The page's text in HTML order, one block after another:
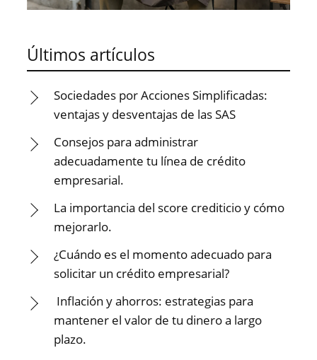
Últimos artículos
Sociedades por Acciones Simplificadas:
ventajas y desventajas de las SAS
Consejos para administrar
adecuadamente tu línea de crédito
empresarial.
La importancia del score crediticio y cómo
mejorarlo.
¿Cuándo es el momento adecuado para
solicitar un crédito empresarial?
Inflación y ahorros: estrategias para
mantener el valor de tu dinero a largo
plazo.